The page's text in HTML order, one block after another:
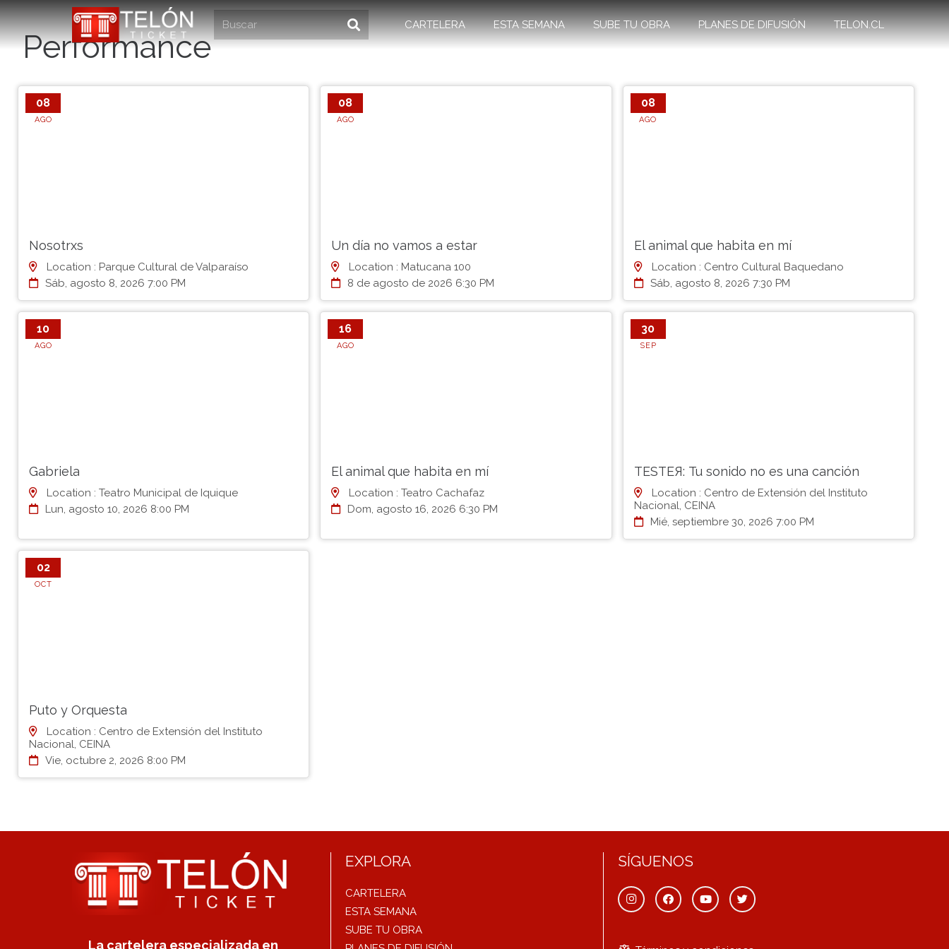
CARTELERA ESTA SEMANA SUBE TU OBRA PLANES DE DIFUSIÓN TELON.CL
Performance
08
AGO
Nosotrxs
Location : Parque Cultural de Valparaíso
Sáb, agosto 8, 2026 7:00 PM
08
AGO
Un día no vamos a estar
Location : Matucana 100
8 de agosto de 2026 6:30 PM
08
AGO
El animal que habita en mí
Location : Centro Cultural Baquedano
Sáb, agosto 8, 2026 7:30 PM
10
AGO
Gabriela
Location : Teatro Municipal de Iquique
Lun, agosto 10, 2026 8:00 PM
16
AGO
El animal que habita en mí
Location : Teatro Cachafaz
Dom, agosto 16, 2026 6:30 PM
30
SEP
TESTEЯ: Tu sonido no es una canción
Location : Centro de Extensión del Instituto
Nacional, CEINA
Mié, septiembre 30, 2026 7:00 PM
02
OCT
Puto y Orquesta
Location : Centro de Extensión del Instituto
Nacional, CEINA
Vie, octubre 2, 2026 8:00 PM
La cartelera especializada en
EXPLORA
CARTELERA
ESTA SEMANA
SUBE TU OBRA
SÍGUENOS